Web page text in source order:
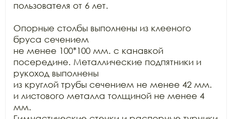
пользователя от 6 лет.
Опорные столбы выполнены из клееного
бруса сечением
не менее 100*100 мм. с канавкой
посередине. Металлические подпятники и
рукоход выполнены
из круглой трубы сечением не менее 42 мм.
и листового металла толщиной не менее 4
мм.